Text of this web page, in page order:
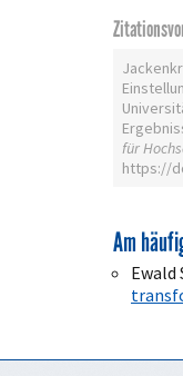
für
https://
Am
Ewald